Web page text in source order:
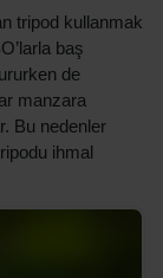
tripod kullanmak
baş
de
manzara
Bu nedenler
ihmal